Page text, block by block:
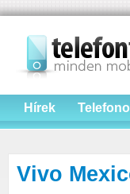
Hírek
Vivo